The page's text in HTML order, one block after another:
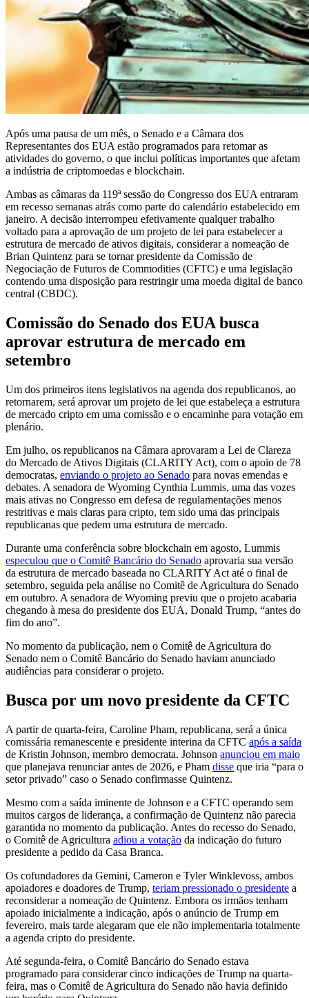
Após uma pausa de um mês, o Senado e a Câmara dos
Representantes dos EUA estão programados para retomar as
atividades do governo, o que inclui políticas importantes que afetam
a indústria de criptomoedas e blockchain.
Ambas as câmaras da 119ª sessão do Congresso dos EUA entraram
em recesso semanas atrás como parte do calendário estabelecido em
janeiro. A decisão interrompeu efetivamente qualquer trabalho
voltado para a aprovação de um projeto de lei para estabelecer a
estrutura de mercado de ativos digitais, considerar a nomeação de
Brian Quintenz para se tornar presidente da Comissão de
Negociação de Futuros de Commodities (CFTC) e uma legislação
contendo uma disposição para restringir uma moeda digital de banco
central (CBDC).
Comissão do Senado dos EUA busca
aprovar estrutura de mercado em
setembro
Um dos primeiros itens legislativos na agenda dos republicanos, ao
retornarem, será aprovar um projeto de lei que estabeleça a estrutura
de mercado cripto em uma comissão e o encaminhe para votação em
plenário.
Em julho, os republicanos na Câmara aprovaram a Lei de Clareza
do Mercado de Ativos Digitais (CLARITY Act), com o apoio de 78
democratas, enviando o projeto ao Senado para novas emendas e
debates. A senadora de Wyoming Cynthia Lummis, uma das vozes
mais ativas no Congresso em defesa de regulamentações menos
restritivas e mais claras para cripto, tem sido uma das principais
republicanas que pedem uma estrutura de mercado.
Durante uma conferência sobre blockchain em agosto, Lummis
especulou que o Comitê Bancário do Senado aprovaria sua versão
da estrutura de mercado baseada no CLARITY Act até o final de
setembro, seguida pela análise no Comitê de Agricultura do Senado
em outubro. A senadora de Wyoming previu que o projeto acabaria
chegando à mesa do presidente dos EUA, Donald Trump, “antes do
fim do ano”.
No momento da publicação, nem o Comitê de Agricultura do
Senado nem o Comitê Bancário do Senado haviam anunciado
audiências para considerar o projeto.
Busca por um novo presidente da CFTC
A partir de quarta-feira, Caroline Pham, republicana, será a única
comissária remanescente e presidente interina da CFTC após a saída
de Kristin Johnson, membro democrata. Johnson anunciou em maio
que planejava renunciar antes de 2026, e Pham disse que iria “para o
setor privado” caso o Senado confirmasse Quintenz.
Mesmo com a saída iminente de Johnson e a CFTC operando sem
muitos cargos de liderança, a confirmação de Quintenz não parecia
garantida no momento da publicação. Antes do recesso do Senado,
o Comitê de Agricultura adiou a votação da indicação do futuro
presidente a pedido da Casa Branca.
Os cofundadores da Gemini, Cameron e Tyler Winklevoss, ambos
apoiadores e doadores de Trump, teriam pressionado o presidente a
reconsiderar a nomeação de Quintenz. Embora os irmãos tenham
apoiado inicialmente a indicação, após o anúncio de Trump em
fevereiro, mais tarde alegaram que ele não implementaria totalmente
a agenda cripto do presidente.
Até segunda-feira, o Comitê Bancário do Senado estava
programado para considerar cinco indicações de Trump na quarta-
feira, mas o Comitê de Agricultura do Senado não havia definido